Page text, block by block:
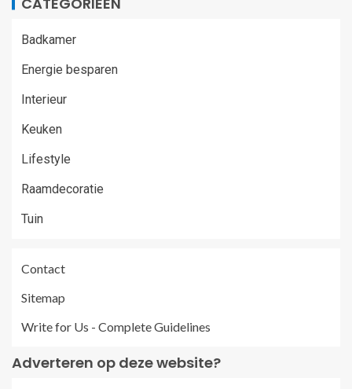
Badkamer
Energie besparen
Interieur
Keuken
Lifestyle
Raamdecoratie
Tuin
Contact
Sitemap
Write for Us - Complete Guidelines
Adverteren op deze website?